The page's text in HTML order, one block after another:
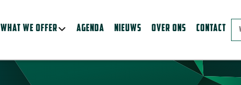
WHAT WE OFFER AGENDA NIEUWS OVER ONS CONTACT